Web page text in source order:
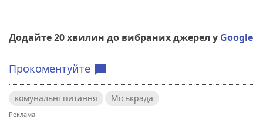
Додайте 20 хвилин до вибраних джерел у Google
Прокоментуйте chat_bubble
комунальні питання Міськрада